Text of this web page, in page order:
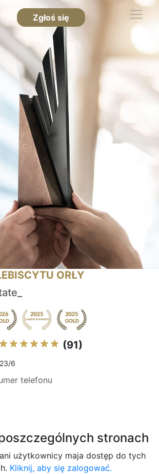
Zgłoś się
ORŁY
(91)
6
telefonu
stronach
użytkownicy maja dostęp do tych
Kliknij, aby się zalogować.